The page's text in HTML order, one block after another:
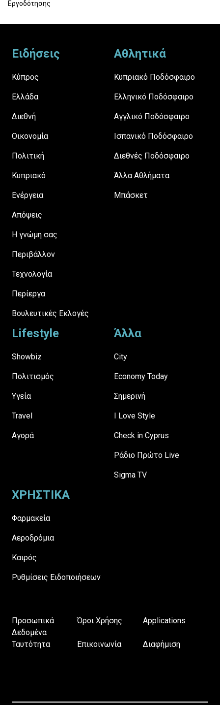
Εργοδότησης
Ειδήσεις
Κύπρος
Ελλάδα
Διεθνή
Οικονομία
Πολιτική
Κυπριακό
Ενέργεια
Απόψεις
H γνώμη σας
Περιβάλλον
Τεχνολογία
Περίεργα
Βουλευτικές Εκλογές
Αθλητικά
Κυπριακό Ποδόσφαιρο
Ελληνικό Ποδόσφαιρο
Αγγλικό Ποδόσφαιρο
Ισπανικό Ποδόσφαιρο
Διεθνές Ποδόσφαιρο
Άλλα Αθλήματα
Μπάσκετ
Lifestyle
Showbiz
Πολιτισμός
Υγεία
Travel
Αγορά
Άλλα
City
Economy Today
Σημερινή
I Love Style
Check in Cyprus
Ράδιο Πρώτο Live
Sigma TV
ΧΡΗΣΤΙΚΑ
Φαρμακεία
Αεροδρόμια
Καιρός
Ρυθμίσεις Ειδοποιήσεων
Προσωπικά
Δεδομένα
Όροι Χρήσης Applications
Ταυτότητα Επικοινωνία Διαφήμιση